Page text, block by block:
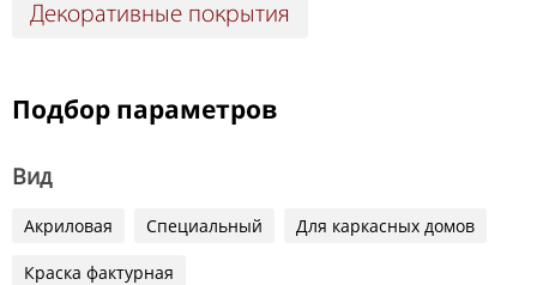
Декоративные покрытия
Подбор параметров
Вид
Акриловая Специальный Для каркасных домов
Краска фактурная